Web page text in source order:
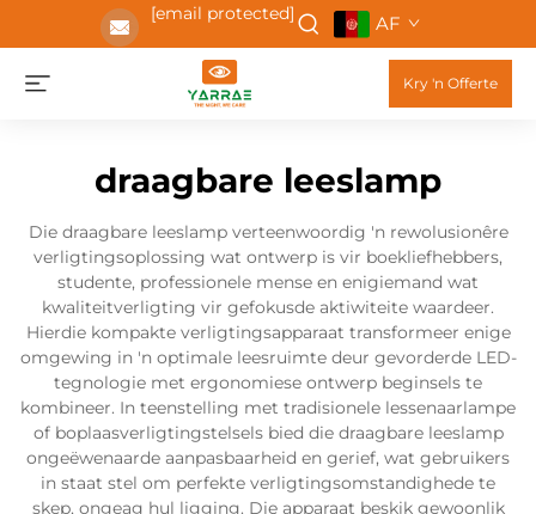
[email protected] AF
Kry 'n Offerte
draagbare leeslamp
Die draagbare leeslamp verteenwoordig 'n rewolusionêre
verligtingsoplossing wat ontwerp is vir boekliefhebbers,
studente, professionele mense en enigiemand wat
kwaliteitverligting vir gefokusde aktiwiteite waardeer.
Hierdie kompakte verligtingsapparaat transformeer enige
omgewing in 'n optimale leesruimte deur gevorderde LED-
tegnologie met ergonomiese ontwerp beginsels te
kombineer. In teenstelling met tradisionele lessenaarlampe
of boplaasverligtingstelsels bied die draagbare leeslamp
ongeëwenaarde aanpasbaarheid en gerief, wat gebruikers
in staat stel om perfekte verligtingsomstandighede te
skep, ongeag hul ligging. Die apparaat beskik gewoonlik